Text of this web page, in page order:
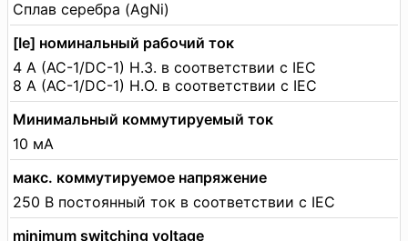
Сплав серебра (AgNi)
[Ie] номинальный рабочий ток
4 А (AC-1/DC-1) Н.З. в соответствии с IEC
8 А (AC-1/DC-1) Н.О. в соответствии с IEC
Минимальный коммутируемый ток
10 мА
макс. коммутируемое напряжение
250 В постоянный ток в соответствии с IEC
minimum switching voltage